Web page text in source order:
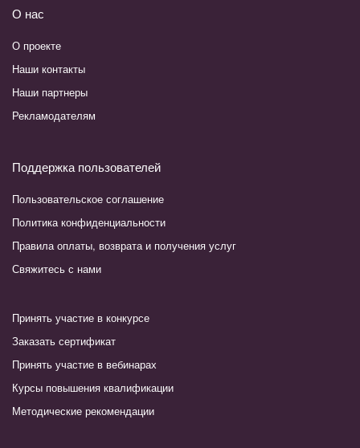
О нас
О проекте
Наши контакты
Наши партнеры
Рекламодателям
Поддержка пользователей
Пользовательское соглашение
Политика конфиденциальности
Правила оплаты, возврата и получения услуг
Свяжитесь с нами
Принять участие в конкурсе
Заказать сертификат
Принять участие в вебинарах
Курсы повышения квалификации
Методические рекомендации